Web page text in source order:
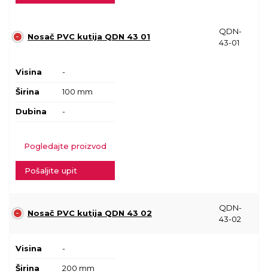
Nosač PVC kutija QDN 43 01
QDN-
43-01
Visina -
Širina 100 mm
Dubina -
Pogledajte proizvod
Pošaljite upit
Nosač PVC kutija QDN 43 02
QDN-
43-02
Visina -
Širina 200 mm